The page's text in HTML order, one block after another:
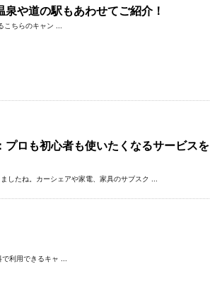
や道の駅もあわせてご紹介！
こちらのキャン ...
ロも初心者も使いたくなるサービスを
したね。カーシェアや家電、家具のサブスク ...
利用できるキャ ...